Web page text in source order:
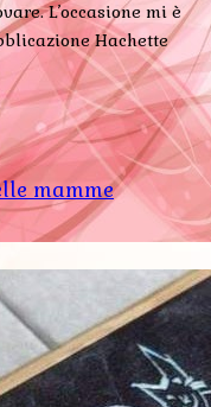
L’occasione mi è
Hachette
mamme